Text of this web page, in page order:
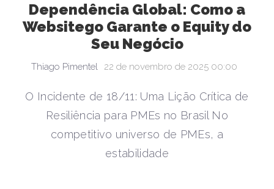
Dependência Global: Como a
Websitego Garante o Equity do
Seu Negócio
Thiago Pimentel 22 de novembro de 2025 00:00
O Incidente de 18/11: Uma Lição Crítica de
Resiliência para PMEs no Brasil No
competitivo universo de PMEs, a
estabilidade